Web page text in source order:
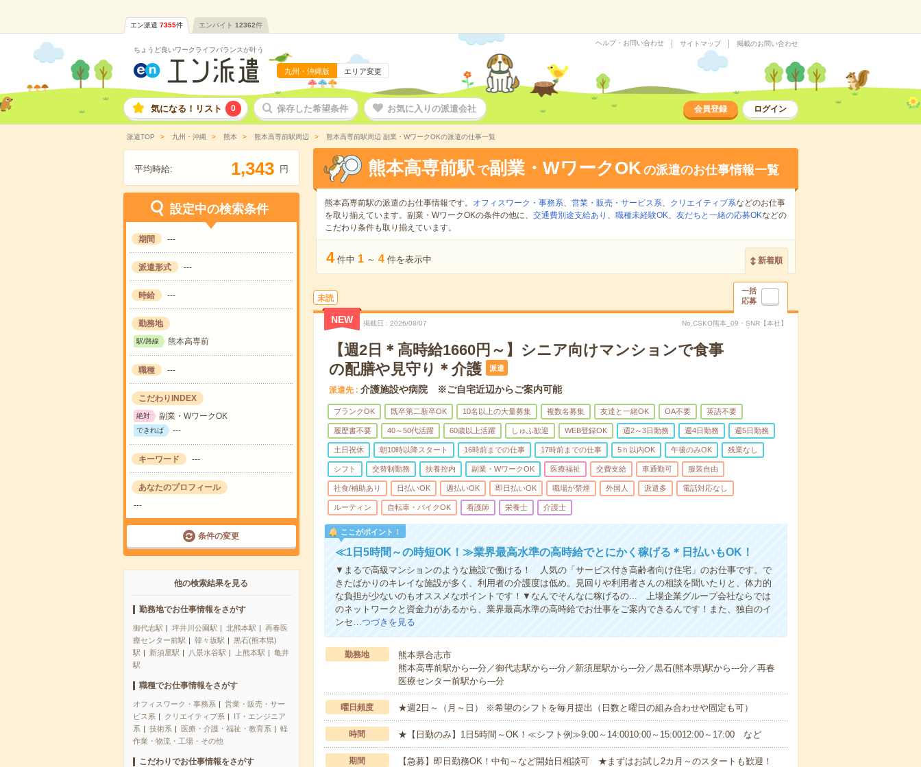
エン派遣 7355件 エンバイト 12362件
ちょうど良いワークライフバランスが叶う
九州・沖縄版 エリア変更
ヘルプ・お問い合わせ サイトマップ 掲載のお問い合わせ
気になる！リスト 0 保存した希望条件 お気に入りの派遣会社 会員登録 ログイン
派遣TOP 九州・沖縄 熊本 熊本高専前駅周辺 熊本高専前駅周辺 副業・WワークOKの派遣の仕事一覧
平均時給: 1,343 円
設定中の検索条件
期間 ---
派遣形式 ---
時給 ---
勤務地
駅/路線 熊本高専前
職種 ---
こだわりINDEX
絶対 副業・WワークOK
できれば ---
キーワード ---
あなたのプロフィール
---
条件の変更
他の検索結果を見る
勤務地でお仕事情報をさがす
御代志駅 坪井川公園駅 北熊本駅
再春医
療センター前駅
韓々坂駅
黒石(熊本県)
駅
新須屋駅 八景水谷駅 上熊本駅
亀井
駅
職種でお仕事情報をさがす
オフィスワーク・事務系
営業・販売・サー
ビス系
クリエイティブ系
IT・エンジニア
系
技術系 医療・介護・福祉・教育系
軽
作業・物流・工場・その他
こだわりでお仕事情報をさがす
熊本高専前駅 で副業・WワークOKの派遣のお仕事情報一覧
熊本高専前駅の派遣のお仕事情報です。 オフィスワーク・事務系、 営業・販売・サービス系、 クリエイティブ系などのお仕事
を取り揃えています。副業・WワークOKの条件の他に、 交通費別途支給あり 、 職種未経験OK、 友だちと一緒の応募OKなどの
こだわり条件も取り揃えています。
4 件中 1 ～ 4 件を表示中 新着順
未読
一括
応募
NEW 掲載日 2026/08/07 No.CSKO熊本_09・SNR【本社】
【週2日＊高時給1660円～】シニア向けマンションで食事
の配膳や見守り＊介護
派遣
派遣先 介護施設や病院 ※ご自宅近辺からご案内可能
ブランクOK 既卒第二新卒OK 10名以上の大量募集 複数名募集 友達と一緒OK OA不要 英語不要
履歴書不要 40～50代活躍 60歳以上活躍 しゅふ歓迎 WEB登録OK 週2～3日勤務 週4日勤務 週5日勤務
土日祝休 朝10時以降スタート 16時前までの仕事 17時前までの仕事 5ｈ以内OK 午後のみOK 残業なし
シフト 交替制勤務 扶養控内 副業・WワークOK 医療福祉 交費支給 車通勤可 服装自由
社食/補助あり 日払いOK 週払いOK 即日払いOK 職場が禁煙 外国人 派遣多 電話対応なし
ルーティン 自転車・バイクOK 看護師 栄養士 介護士
ここがポイント！
≪1日5時間～の時短OK！≫業界最高水準の高時給でとにかく稼げる＊日払いもOK！
▼まるで高級マンションのような施設で働ける！ 人気の「サービス付き高齢者向け住宅」のお仕事です。で
きたばかりのキレイな施設が多く、利用者の介護度は低め。見回りや利用者さんの相談を聞いたりと、体力的
な負担が少ないのもオススメなポイントです！▼なんでそんなに稼げるの... 上場企業グループ会社ならでは
のネットワークと資金力があるから、業界最高水準の高時給でお仕事をご案内できるんです！また、独自のイ
ンセ…つづきを見る
勤務地
熊本県合志市
熊本高専前駅から---分／御代志駅から---分／新須屋駅から---分／黒石(熊本県)駅から---分／再春
医療センター前駅から---分
曜日頻度 ★週2日～（月～日） ※希望のシフトを毎月提出（日数と曜日の組み合わせや固定も可）
時間 ★【日勤のみ】1日5時間～OK！≪シフト例≫9:00～14:0010:00～15:0012:00～17:00 など
期間 【急募】即日勤務OK！中旬～など開始日相談可 ★まずはお試し2カ月～のスタートも歓迎！